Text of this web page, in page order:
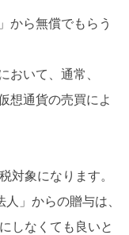
から無償でもらう
おいて、通常、
想通貨の売買によ
対象になります。
」からの贈与は、
しなくても良いと